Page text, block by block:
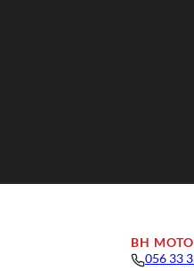
BH
056 33